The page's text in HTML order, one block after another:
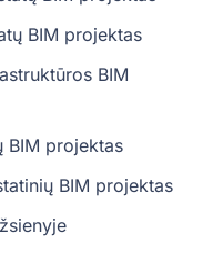
BIM projektas
BIM
BIM projektas
BIM projektas